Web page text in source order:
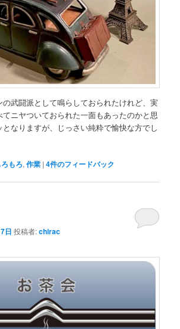
武闘派として鳴らしておられたけれど、実
ニヤついておられた一面もあったのかと思
となりますが、じっさい純粋で愉快な方でし
もろ,作業 |4件のフィードバック
日 投稿者:chirac